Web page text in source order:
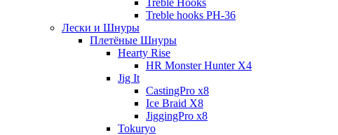
Treble hooks PH-36
Лески и Шнуры
Плетёные Шнуры
Hearty Rise
HR Monster Hunter X4
Jig It
CastingPro x8
Ice Braid X8
JiggingPro x8
Tokuryo